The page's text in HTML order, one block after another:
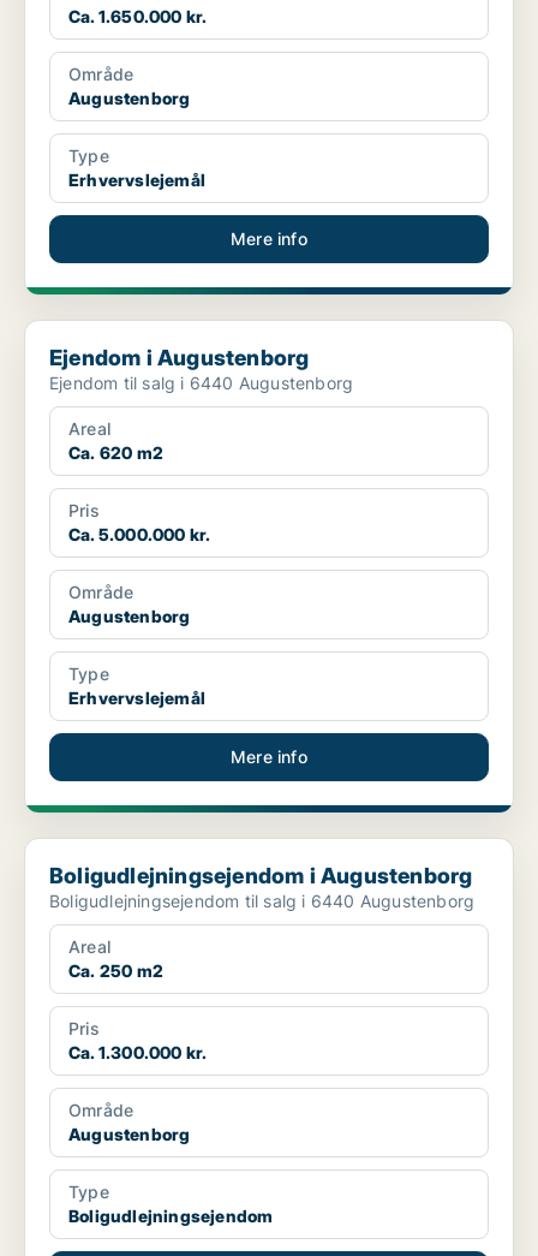
Ca. 1.650.000 kr.
Område
Augustenborg
Type
Erhvervslejemål
Mere info
Ejendom i Augustenborg
Ejendom i Augustenborg
Ejendom til salg i 6440 Augustenborg
Areal
Ca. 620 m2
Pris
Ca. 5.000.000 kr.
Område
Augustenborg
Type
Erhvervslejemål
Mere info
Boligudlejningsejendom i Augustenborg
Boligudlejningsejendom i Augustenborg
Boligudlejningsejendom til salg i 6440 Augustenborg
Areal
Ca. 250 m2
Pris
Ca. 1.300.000 kr.
Område
Augustenborg
Type
Boligudlejningsejendom